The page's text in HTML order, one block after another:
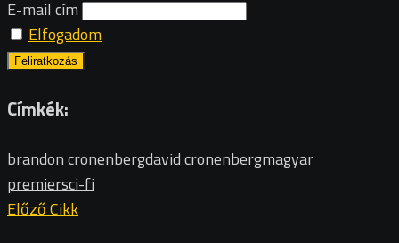
E-mail cím
Elfogadom
Címkék:
brandon cronenbergdavid cronenbergmagyar
premiersci-fi
Előző Cikk